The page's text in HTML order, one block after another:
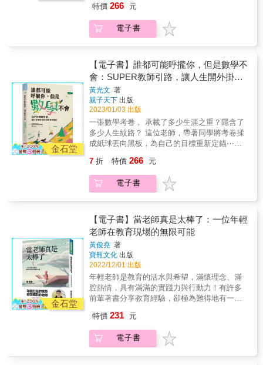
習等層面所面臨的困擾，本書帶你從每個故事
中找到問題背後的脈絡，避免因為誤解和情緒
而產生不必要的衝突，錯過協助孩子的介入時
機。 & 3.支援第一線老師遇到的挑戰，組織
「武功祕笈」一章更是作者在漫長教育路上的
實戰策略，針對在班級經營上、親職教養上面
臨的困境，以及親師溝通常遇到的問題，提供
貼近現實的有效建議。
師沒有事先了解學生家中的親子相處狀況，就
直接跟家長告狀，換來的可能是親子暴力相向
的局面。 ‧常用體罰、斥責的方式教育孩子，即
使有旁人在場也依舊，這種不被尊重的傷害，
是孩子自卑感的由來。 ‧教室溫馨氣氛的調味者
用。 ‧不管學生過去如何，對我來說，都是一張
白紙，必須以全新的角度看待他們，如果不放
掉這些過去，就會因為先入為主的看法而產生
偏見。 & 本書特色 & 1.深刻反映教育現場的特
殊生議題，他們看似學生中的少數，但著實需
要老師花費心力引導融入整個班級，作者的實
務經驗是第一線教育者最好的教學手冊。 & 2.
理解孩子在親情、情緒、人際、經濟壓力、學
中找到問題背後的脈絡，避免因為誤解和情緒
機。 & 3.支援第一線老師遇到的挑戰，組織
「神秘阿姨」作為陪伴孩子成長的強力後援！
「武功祕笈」一章更是作者在漫長教育路上的
實戰策略，針對在班級經營上、親職教養上面
臨的困境，以及親師溝通常遇到的問題，提供
貼近現實的有效建議。
以給關心孩子教育的家長與老師一些啟發。 &
教育部常務次長 林騰蛟 台灣健康運動聯盟理事
長 高俊雄 &
實並具前瞻性，給教師合理待遇，並有適當的
教養」，家長的態度，會影響孩子的成就高
度，如何做好親子溝通、以身作則、培養孩
子？良好的親子教育，可以改變孩子未來。五
要？一次的考試並不會決定孩子的人生，努
力、鍛鍊的過程才是成長的養分。好好規劃孩
子的人生馬拉松，培養一技之長，發展多元能
力，適性揚才，給孩子作夢的勇氣和能力，每
個孩子都可以是高材生。 & 李萬吉董事長透過
本書傳達自己的教育理念，簡潔真摯的文字間
蘊含著對教育的關懷與熱情，除了探討孩子的
學習、教育、親子關係與生涯規劃，也談老師
以給關心孩子教育的家長與老師一些啟發。 &
教育部常務次長 林騰蛟 台灣健康運動聯盟理事
長 高俊雄 &
光文老師， 不僅透過魔術、桌遊、營隊各種方
式行銷數學， 這次更帶你從生活裡體會數學思
維，在數學中洞見人生課題。 現在的你，依舊
◎紙張，不是蔡倫發明的。 ◎三角形的內角
和，有可能小於180度。 ◎30個人以上的團
體，至少兩人同一天生日的機率大於70% 如果
讀完上面三道敘述，你接連發出三個「怎麼可
能！」 恭喜你！你將是《誰都可能呼攏你，但
是數學不會》的天選之人。 臺南家齊高中數學
老師、2021年臺南市「SUPER教師獎」高中職
組首獎得主黃光文老師， 將透過這本書告訴
你： 即使不擅長數學考科也沒關係！ 最重要的
是，一旦具備數學思維， 就能發揮邏輯推理和
生許多的困擾！ ↗數學，能解開人生的一切困
擾 被同學們暱稱為「光光老師」的「數學行銷
員」黃光文老師， 帶你拋開增進數學解題技巧
直覺盲點， 直球對決我們日常的大小困惑， 無
論是家庭、人際、情感或學涯規劃的挑戰， 都
能找到相對應的數學原理，從中發現指引。 ↗
數學，將生活的挑戰化繁為簡 一直努力，真的
有用嗎？ 「好的開始是成功的一半」，這句話
是真的嗎？ 想要增加好運，該怎麼辦呢？ 數學
告訴我們，做事不是靠努力就會有成果， 必須
找到對的「方向」，並決定做事的先後「順
起一開始就立下雄心壯志， 不如直接朝短程目
標邁開第一步，就能更快地實現更宏遠的夢
想。 數學還告訴我們，想要增加好運， 最可靠
的方式就是把握當下， 才有辦法從中製造許多
出現好運的機會。 ↗數學，幫助我們成為更獨
特價 266 元
電子書
金石堂
【電子書】誰都可能呼攏你，但是數學不
會：SUPER教師引路，讓人生開外掛的
38則思考筆記
黃光文 著
親子天下 出版
2023/01/03 出版
一張數學考卷， 承載了多少生涯之重？隱含了
多少人生紋路？ 這位老師，帶著同學將考卷揉
成紙球丟向黑板，為自己的目標重新定錨⋯⋯
光文老師， 不僅透過魔術、桌遊、營隊各種方
式行銷數學， 這次更帶你從生活裡體會數學思
維，在數學中洞見人生課題。 現在的你，依舊
◎紙張，不是蔡倫發明的。 ◎三角形的內角
和，有可能小於180度。 ◎30個人以上的團
體，至少兩人同一天生日的機率大於70% 如果
讀完上面三道敘述，你接連發出三個「怎麼可
能！」 恭喜你！你將是《誰都可能呼攏你，但
是數學不會》的天選之人。 臺南家齊高中數學
老師、2021年臺南市「SUPER教師獎」高中職
組首獎得主黃光文老師， 將透過這本書告訴
你： 即使不擅長數學考科也沒關係！ 最重要的
是，一旦具備數學思維， 就能發揮邏輯推理和
生許多的困擾！ ↗數學，能解開人生的一切困
擾 被同學們暱稱為「光光老師」的「數學行銷
員」黃光文老師， 帶你拋開增進數學解題技巧
7 折 特價 266 元
電子書
金石堂
【電子書】當老師真是太棒了：一位年輕
老師在教育現場的無限可能
黃俊堯 著
寶瓶文化 出版
2022/12/01 出版
年輕老師是教育的活水與希望，滿懷理念、滿
腔熱情，具有滿滿的實踐力與行動力！有許多
前輩著書分享教育經驗，卻極為難得地有一位
臨的難題與應對方法，家長、年輕老師及想望
成為老師的讀者有所借鏡。 ((( 每個打結的家長
都想遇到的老師。 ))) 每個孩子都在等待一位懂
特價 231 元
電子書